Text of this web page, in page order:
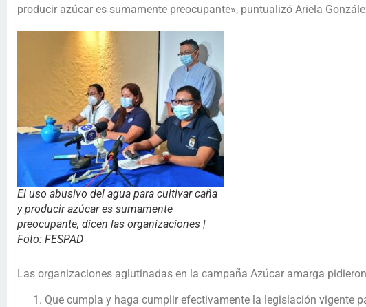
producir azúcar es sumamente preocupante», puntualizó Ariela
El uso abusivo del agua para cultivar caña
y producir azúcar es sumamente
preocupante, dicen las organizaciones |
Foto: FESPAD
Las organizaciones aglutinadas en la campaña Azúcar amarga
Que cumpla y haga cumplir efectivamente la legislación vigente